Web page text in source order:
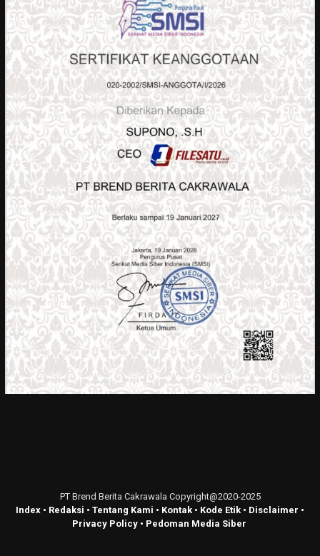
PT Brend Berita Cakrawala Copyright@2020-2025
Index • Redaksi • Tentang Kami • Kontak • Kode Etik • Disclaimer •
Privacy Policy• Pedoman Media Siber